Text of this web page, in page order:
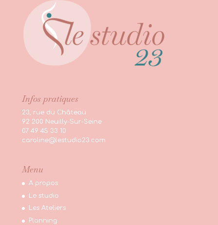
Infos pratiques
23, rue du Château
92 200 Neuilly-Sur-Seine
07 49 45 33 10
caroline@lestudio23.com
Menu
A propos
Le studio
Les Ateliers
Planning